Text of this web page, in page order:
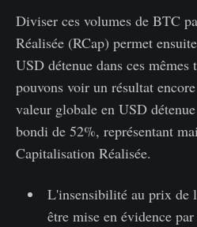
Diviser ces volumes de BTC
Réalisée (RCap) permet
USD détenue dans ces
pouvons voir un résultat
valeur globale en USD
bondi de 52%, représentant
Capitalisation Réalisée.
L'insensibilité au prix de
être mise en évidence